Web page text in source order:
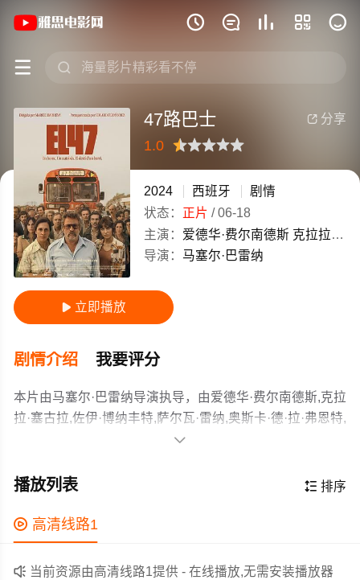
    
 
《47路巴士》(2024)西班牙西班牙语 /
 分享
47路巴士
1.0
很差 推荐力荐
2024 西班牙
剧情
状态： 正片 /06-18
主演： 爱德华·费尔南德斯 克拉拉·塞古拉
导演： 马塞尔·巴雷纳
 立即播放
剧情介绍 我要评分
本片由马塞尔·巴雷纳导演执导，由爱德华·费尔南德斯,克拉
拉·塞古拉,佐伊·博纳丰特,萨尔瓦·雷纳,奥斯卡·德·拉·弗恩特,
贝茜·特内兹,文森特·罗米洛,卡洛斯.古尔巴
尔,Aimar,Vega,Lolo,Herrero,波贾·埃斯皮诺萨,玛丽亚·莫雷
伊,Eli,Iranzo,Francesc,Ferrer,Salustiano,Torres等主演，故
事情节跌岩起伏、扣人心弦，领广大剧情片爱好者和观众
们都期待不已。
电，更别说公共交通。而市政厅以各种理由推脱，借口棚
47路公交司机爱德华多·费尔南德斯忍无可忍，决定用行动
主导自己和命运，彻底改变巴塞罗那。
作为一部 上映的剧情电影，在当期同类题材影片中具有一
定的看点，在演员表现和剧情架构上也都有不错的亮点，
剧情紧凑，角色塑造鲜明，适合喜欢剧情类电影的观众观

 排序
播放列表
 高清线路1
 当前资源由高清线路1提供 - 在线播放,无需安装播放器